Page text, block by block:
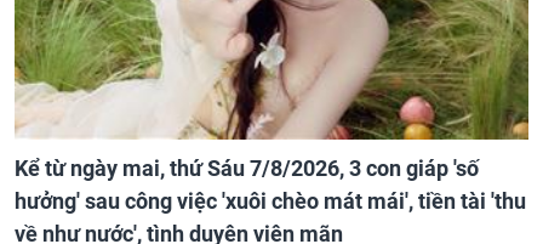
Kể từ ngày mai, thứ Sáu 7/8/2026, 3 con giáp 'số
hưởng' sau công việc 'xuôi chèo mát mái', tiền tài 'thu
về như nước', tình duyên viên mãn